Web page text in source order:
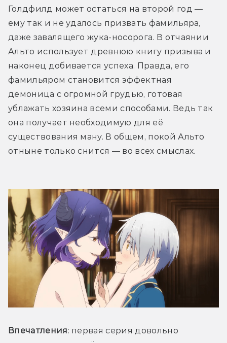
Голдфилд может остаться на второй год —
ему так и не удалось призвать фамильяра,
даже завалящего жука-носорога. В отчаянии
Альто использует древнюю книгу призыва и
наконец добивается успеха. Правда, его
фамильяром становится эффектная
демоница с огромной грудью, готовая
ублажать хозяина всеми способами. Ведь так
она получает необходимую для её
существования ману. В общем, покой Альто
отныне только снится — во всех смыслах.
Впечатления: первая серия довольно